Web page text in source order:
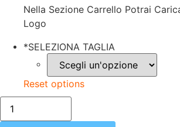
Nella Sezione Carrello Potrai
Logo
*SELEZIONA TAGLIA
Reset options
FELPA
UNISEX
(UOMO|DONNA)